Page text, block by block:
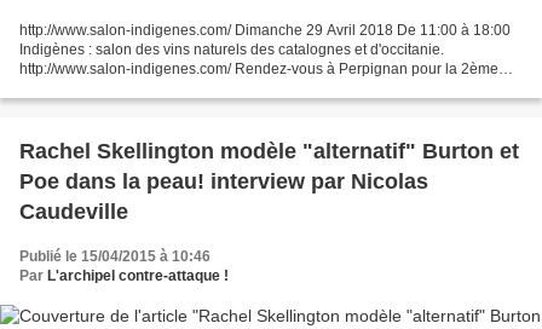
http://www.salon-indigenes.com/ Dimanche 29 Avril 2018 De 11:00 à 18:00
Indigènes : salon des vins naturels des catalognes et d'occitanie.
http://www.salon-indigenes.com/ Rendez-vous à Perpignan pour la 2ème
Rachel Skellington modèle "alternatif" Burton et
Poe dans la peau! interview par Nicolas
Caudeville
Publié le 15/04/2015 à 10:46
Par L'archipel contre-attaque !